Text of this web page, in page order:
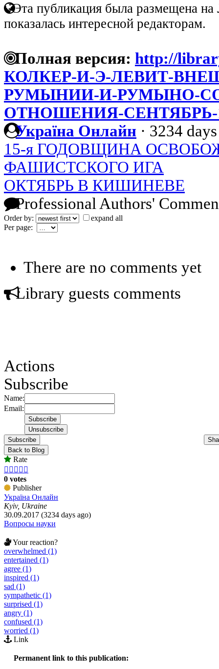
Эта публикация была размещена на
показалась интересной редакторам.
Полная версия: http://
КОЛКЕР-И-Э-ЛЕВИТ-
РУМЫНИИ-И-РУМЫНО-
ОТНОШЕНИЯ-СЕНТЯБРЬ-
Україна Онлайн · 3234
15-я ГОДОВЩИНА
ФАШИСТСКОГО ИГА
ОКТЯБРЬ В КИШИНЕВЕ
Professional Authors'
Order by:
expand all
Per page:
There are no comments yet
Library guests comments
Actions
Subscribe
Name:
Email:
Subscribe
Back to Blog
Rate
    
0 votes
Publisher
Україна Онлайн
Kyiv, Ukraine
30.09.2017 (3234 days ago)
Вопросы науки
Your reaction?
overwhelmed (1)
entertained (1)
agree (1)
inspired (1)
sad (1)
sympathetic (1)
surprised (1)
angry (1)
confused (1)
worried (1)
Link
Permanent link to this publication: